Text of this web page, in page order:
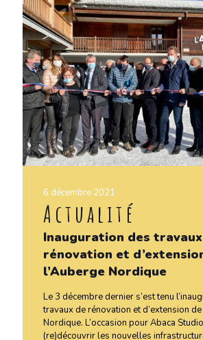
6 décembre 2021
Actualité
Inauguration des
rénovation et
l’Auberge Nordique
Le 3 décembre dernier s’est tenu
travaux de rénovation et d’extension de
Nordique. L’occasion pour Abaca
(re)découvrir les nouvelles